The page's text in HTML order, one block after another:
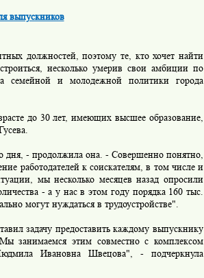
выпускников
должностей, поэтому те, кто хочет найти
несколько умерив свои амбиции по
семейной и молодежной политики города
до 30 лет, имеющих высшее образование,
дня, - продолжила она. - Совершенно понятно,
работодателей к соискателям, в том числе и
мы несколько месяцев назад опросили
- а у нас в этом году порядка 160 тыс.
могут нуждаться в трудоустройстве".
задачу предоставить каждому выпускнику
занимаемся этим совместно с комплексом
Ивановна Швецова", - подчеркнула